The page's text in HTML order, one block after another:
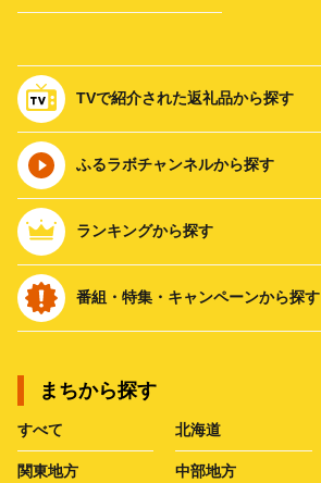
TVで紹介された返礼品から探す
ふるラボチャンネルから探す
ランキングから探す
番組・特集・キャンペーンから探す
まちから探す
すべて 北海道
関東地方 中部地方